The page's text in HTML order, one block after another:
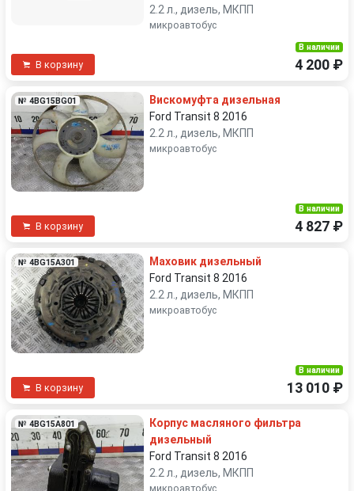
2.2 л., дизель, МКПП
микроавтобус
В корзину
В наличии
4 200 ₽
№ 4BG15BG01
Вискомуфта дизельная
Ford Transit 8 2016
2.2 л., дизель, МКПП
микроавтобус
В корзину
В наличии
4 827 ₽
№ 4BG15A301
Маховик дизельный
Ford Transit 8 2016
2.2 л., дизель, МКПП
микроавтобус
В корзину
В наличии
13 010 ₽
№ 4BG15A801
Корпус масляного фильтра
дизельный
Ford Transit 8 2016
2.2 л., дизель, МКПП
микроавтобус